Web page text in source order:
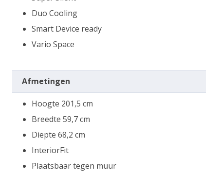
Duo Cooling
Smart Device ready
Vario Space
Afmetingen
Hoogte 201,5 cm
Breedte 59,7 cm
Diepte 68,2 cm
InteriorFit
Plaatsbaar tegen muur